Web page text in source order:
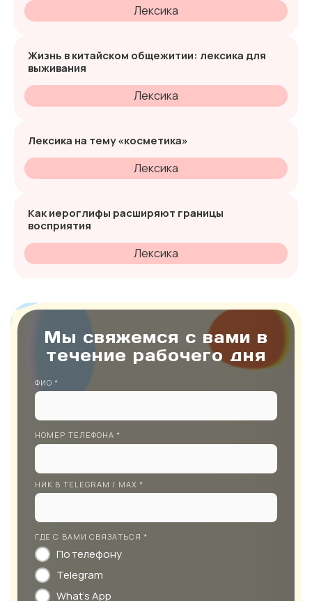
Лексика
Жизнь в китайском общежитии: лексика для
выживания
Лексика
Лексика на тему «косметика»
Лексика
Как иероглифы расширяют границы
восприятия
Лексика
Мы свяжемся с вами в
течение рабочего дня
ФИО *
НОМЕР ТЕЛЕФОНА *
НИК В TELEGRAM / MAX *
ГДЕ С ВАМИ СВЯЗАТЬСЯ *
По телефону
Telegram
What's App